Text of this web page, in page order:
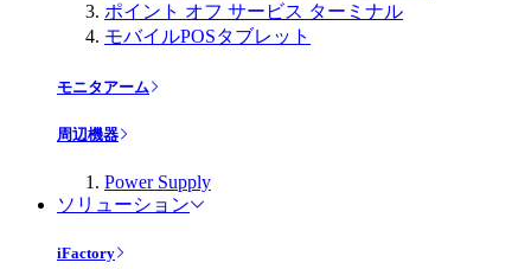
ポイント オフ サービス ターミナル
モバイルPOSタブレット
モニタアーム
周辺機器
Power Supply
ソリューション
iFactory